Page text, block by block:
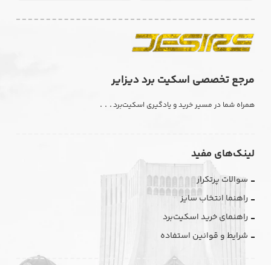
مرجع تخصصی اسکیت برد دیزایر
همراه شما در مسیر خرید و یادگیری اسکیت‌برد. . .
لینک‌های مفید
سوالات پرتکرار
راهنما انتخاب سایز
راهنمای خرید اسکیت‌برد
شرایط و قوانین استفاده